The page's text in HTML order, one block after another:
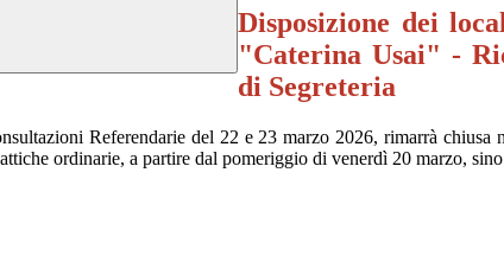
Disposizione dei
"Caterina Usai" -
di Segreteria
Referendarie del 22 e 23 marzo 2026, rimarrà
ordinarie, a partire dal pomeriggio di venerdì 20 marzo,